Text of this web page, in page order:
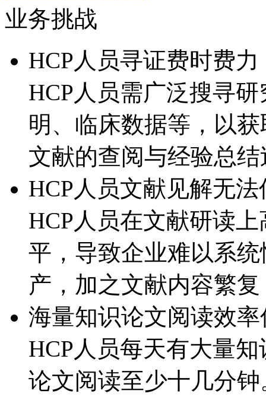
业务挑战
HCP人员寻证费时费力
HCP人员需广泛搜寻研究
明、临床数据等，
文献的查阅与经验总
HCP人员文献见解无法
HCP人员在文献研读
平，导致企业难以
产，加之文献内容繁
海量知识论文阅读效率
HCP人员每天有大量知
论文阅读至少十几分钟